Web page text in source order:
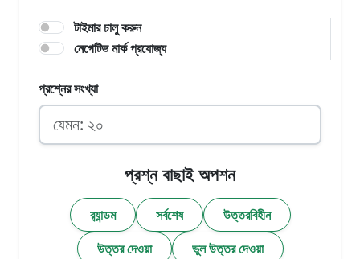
টাইমার চালু করুন
নেগেটিভ মার্ক প্রযোজ্য
প্রশ্নের সংখ্যা
প্রশ্ন বাছাই অপশন
র‍্যান্ডম সর্বশেষ
উত্তরবিহীন
উত্তর দেওয়া
ভুল উত্তর দেওয়া